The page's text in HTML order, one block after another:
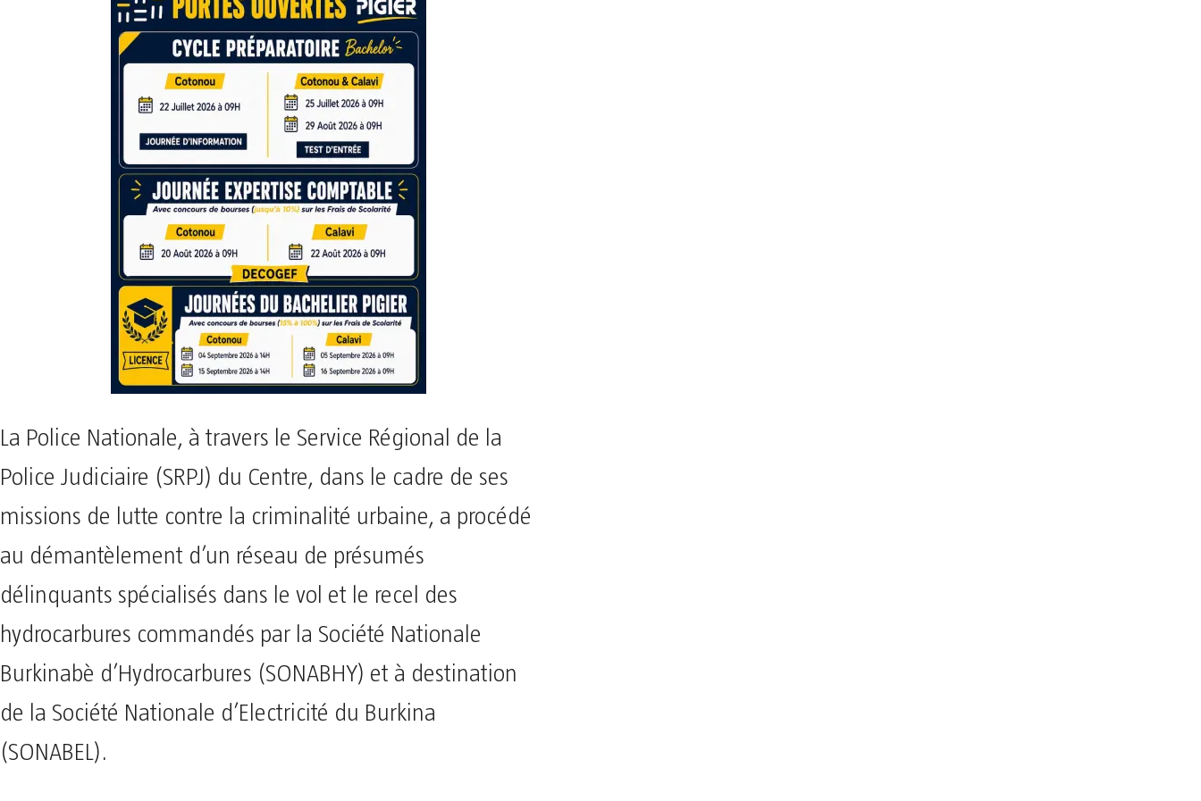
La Police Nationale, à travers le Service Régional de la
Police Judiciaire (SRPJ) du Centre, dans le cadre de ses
missions de lutte contre la criminalité urbaine, a procédé
au démantèlement d’un réseau de présumés
délinquants spécialisés dans le vol et le recel des
hydrocarbures commandés par la Société Nationale
Burkinabè d’Hydrocarbures (SONABHY) et à destination
de la Société Nationale d’Electricité du Burkina
(SONABEL).